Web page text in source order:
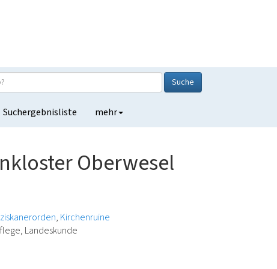
Suche
Suchergebnisliste mehr
Oberwesel
Kirchenruine
Landeskunde